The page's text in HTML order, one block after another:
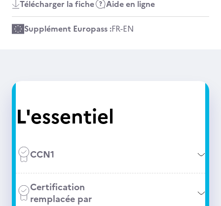
Télécharger la fiche Aide en ligne
Supplément Europass :FR-EN
L'essentiel
CCN1
Certification
remplacée par